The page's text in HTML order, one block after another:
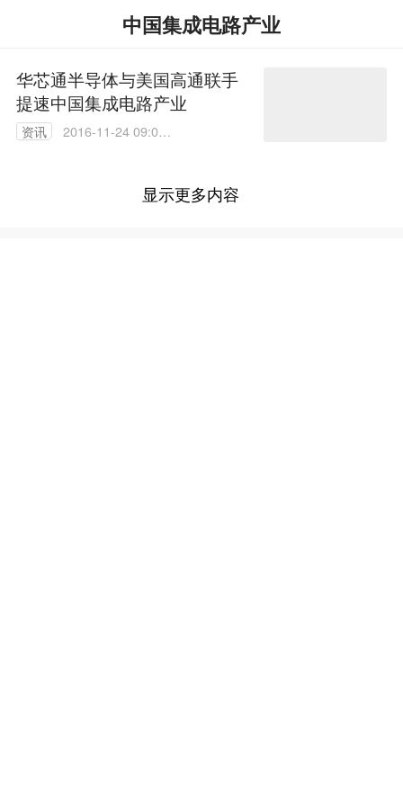
中国集成电路产业
华芯通半导体与美国高通联手
提速中国集成电路产业
资讯
2016-11-24 09:02:
显示更多内容